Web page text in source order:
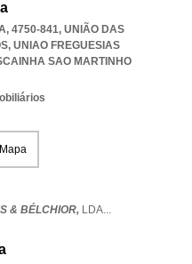
4750-841, UNIÃO DAS
, UNIAO FREGUESIAS
SAO MARTINHO
& BÉLCHIOR, LDA...